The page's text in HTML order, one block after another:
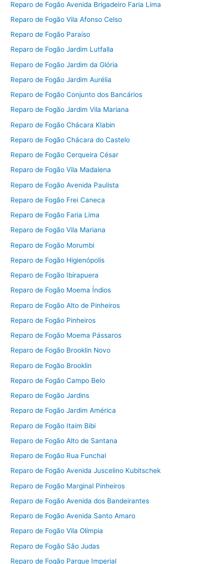
Reparo de Fogão Avenida Brigadeiro Faria Lima
Reparo de Fogão Vila Afonso Celso
Reparo de Fogão Paraíso
Reparo de Fogão Jardim Lutfalla
Reparo de Fogão Jardim da Glória
Reparo de Fogão Jardim Aurélia
Reparo de Fogão Conjunto dos Bancários
Reparo de Fogão Jardim Vila Mariana
Reparo de Fogão Chácara Klabin
Reparo de Fogão Chácara do Castelo
Reparo de Fogão Cerqueira César
Reparo de Fogão Vila Madalena
Reparo de Fogão Avenida Paulista
Reparo de Fogão Frei Caneca
Reparo de Fogão Faria Lima
Reparo de Fogão Vila Mariana
Reparo de Fogão Morumbi
Reparo de Fogão Higienópolis
Reparo de Fogão Ibirapuera
Reparo de Fogão Moema Índios
Reparo de Fogão Alto de Pinheiros
Reparo de Fogão Pinheiros
Reparo de Fogão Moema Pássaros
Reparo de Fogão Brooklin Novo
Reparo de Fogão Brooklin
Reparo de Fogão Campo Belo
Reparo de Fogão Jardins
Reparo de Fogão Jardim América
Reparo de Fogão Itaim Bibi
Reparo de Fogão Alto de Santana
Reparo de Fogão Rua Funchal
Reparo de Fogão Avenida Juscelino Kubitschek
Reparo de Fogão Marginal Pinheiros
Reparo de Fogão Avenida dos Bandeirantes
Reparo de Fogão Avenida Santo Amaro
Reparo de Fogão Vila Olímpia
Reparo de Fogão São Judas
Reparo de Fogão Parque Imperial